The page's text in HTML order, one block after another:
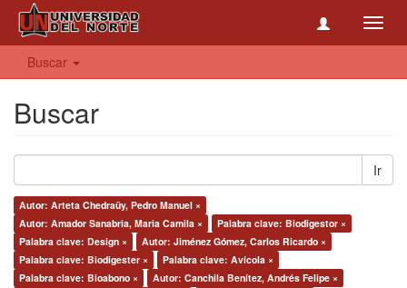
Buscar
Buscar
Ir
Autor: Arteta Chedraüy, Pedro Manuel ×
Autor: Amador Sanabria, Maria Camila ×
Palabra clave: Biodigestor ×
Palabra clave: Design ×
Autor: Jiménez Gómez, Carlos Ricardo ×
Palabra clave: Biodigester ×
Palabra clave: Avícola ×
Palabra clave: Bioabono ×
Autor: Canchila Benítez, Andrés Felipe ×